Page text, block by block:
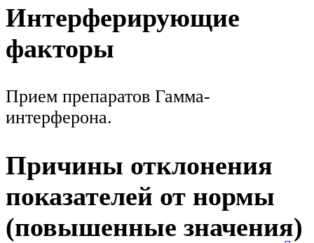
Интерферирующие
факторы
Прием препаратов Гамма-
интерферона.
Причины отклонения
показателей от нормы
(повышенные значения)